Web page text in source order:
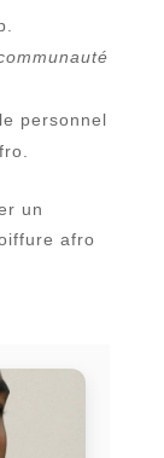
personnel
un
afro